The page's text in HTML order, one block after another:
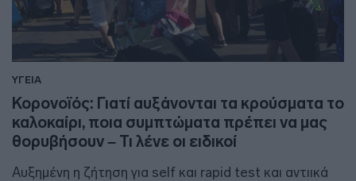
ΥΓΕΙΑ
Κορονοϊός: Γιατί αυξάνονται τα κρούσματα το
καλοκαίρι, ποια συμπτώματα πρέπει να μας
θορυβήσουν – Τι λένε οι ειδικοί
Αυξημένη η ζήτηση για self και rapid test και αντιικά